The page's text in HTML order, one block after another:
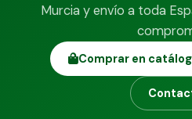
Murcia y envío a toda
Comprar en